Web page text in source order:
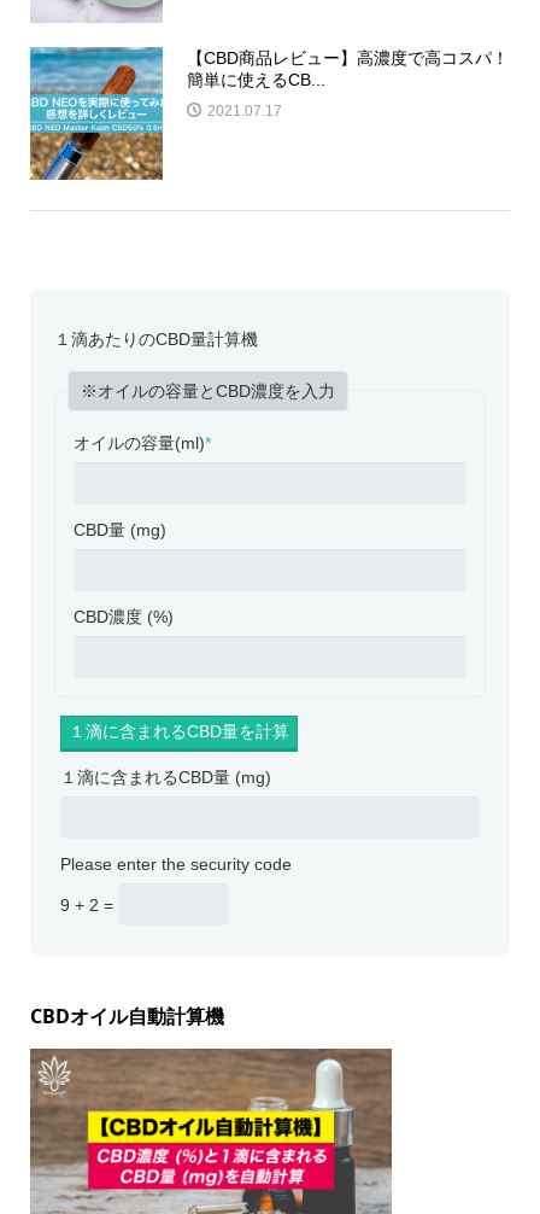
【CBD商品レビュー】高濃度で高コスパ！
簡単に使えるCB...
2021.07.17
１滴あたりのCBD量計算機
※オイルの容量とCBD濃度を入力
オイルの容量(ml)*
CBD量 (mg)
CBD濃度 (%)
１滴に含まれるCBD量 (mg)
Please enter the security code
9 + 2 =
CBDオイル自動計算機